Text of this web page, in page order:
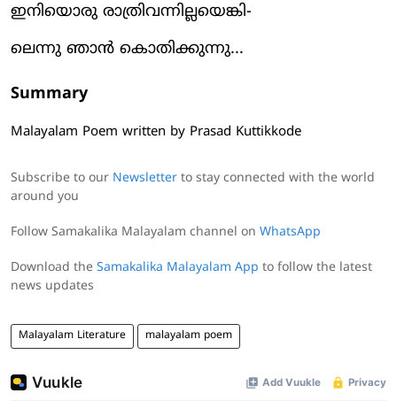
ഇനിയൊരു രാത്രിവന്നില്ലയെങ്കി-
ലെന്നു ഞാൻ കൊതിക്കുന്നു...
Summary
Malayalam Poem written by Prasad Kuttikkode
Subscribe to our Newsletter to stay connected with the world
around you
Follow Samakalika Malayalam channel on WhatsApp
Download the Samakalika Malayalam App to follow the latest
news updates
Malayalam Literature malayalam poem